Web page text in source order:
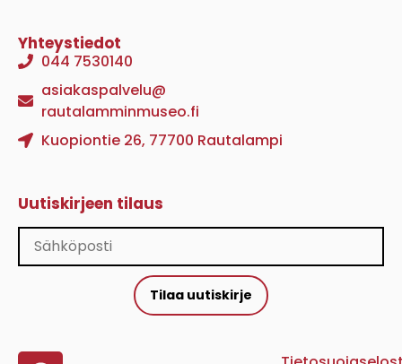
Yhteystiedot
044 7530140
asiakaspalvelu@
rautalamminmuseo.fi
Kuopiontie 26, 77700 Rautalampi
Uutiskirjeen tilaus
Tilaa uutiskirje